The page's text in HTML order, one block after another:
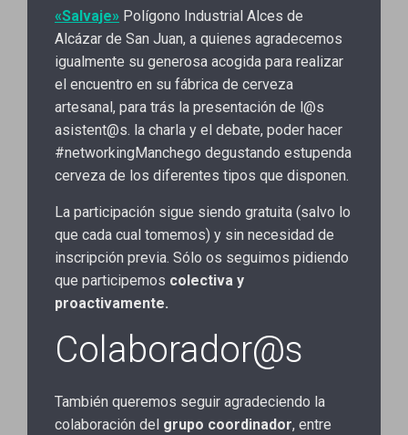
«Salvaje» Polígono Industrial Alces de
Alcázar de San Juan, a quienes agradecemos
igualmente su generosa acogida para realizar
el encuentro en su fábrica de cerveza
artesanal, para trás la presentación de l@s
asistent@s. la charla y el debate, poder hacer
#networkingManchego degustando estupenda
cerveza de los diferentes tipos que disponen.
La participación sigue siendo gratuita (salvo lo
que cada cual tomemos) y sin necesidad de
inscripción previa. Sólo os seguimos pidiendo
que participemos colectiva y
proactivamente.
Colaborador@s
También queremos seguir agradeciendo la
colaboración del grupo coordinador, entre